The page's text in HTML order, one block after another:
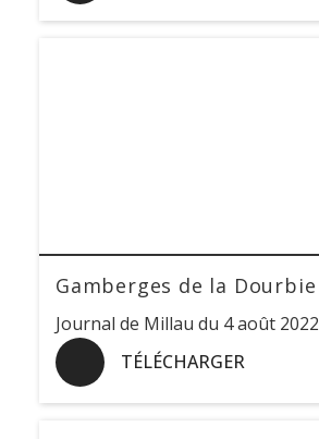
Gamberges de la Dourbie
Journal de Millau du 4 août 2022
TÉLÉCHARGER